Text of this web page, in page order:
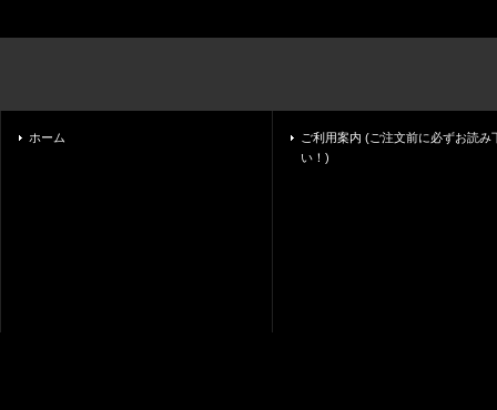
ホーム
ご利用案内 (ご注文前に必ずお読み
い！)